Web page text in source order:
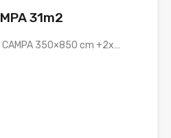
31m2
350×850 cm +2x…